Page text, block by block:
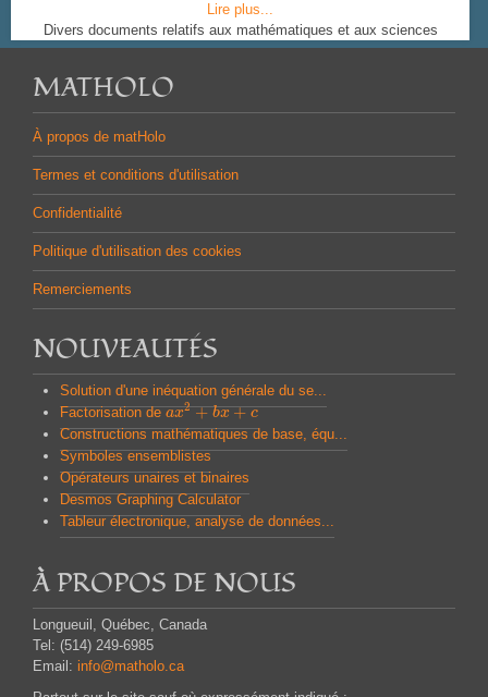
Lire plus...
Divers documents relatifs aux mathématiques et aux sciences
MATHOLO
À propos de matHolo
Termes et conditions d'utilisation
Confidentialité
Politique d'utilisation des cookies
Remerciements
NOUVEAUTÉS
Solution d'une inéquation générale du se...
Factorisation deax2 + bx + c
ax2+bx +c
Constructions mathématiques de base, équ...
Symboles ensemblistes
Opérateurs unaires et binaires
Desmos Graphing Calculator
Tableur électronique, analyse de données...
À PROPOS DE NOUS
Longueuil, Québec, Canada
Tel: (514) 249-6985
Email: info@matholo.ca